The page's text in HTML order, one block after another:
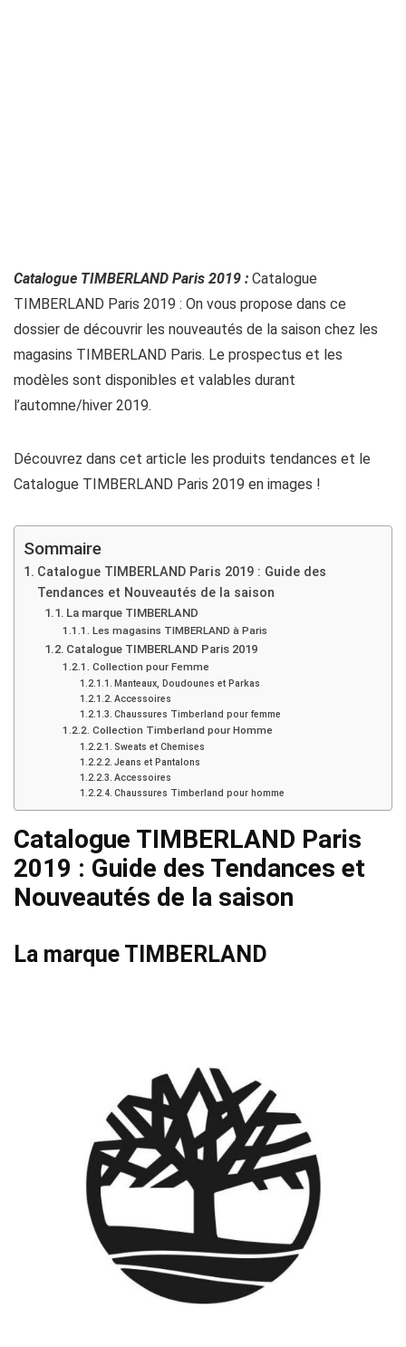
Catalogue TIMBERLAND Paris 2019 : Catalogue
TIMBERLAND Paris 2019 : On vous propose dans ce
dossier de découvrir les nouveautés de la saison chez les
magasins TIMBERLAND Paris. Le prospectus et les
modèles sont disponibles et valables durant
l’automne/hiver 2019.
Découvrez dans cet article les produits tendances et le
Catalogue TIMBERLAND Paris 2019 en images !
Sommaire
Catalogue TIMBERLAND Paris 2019 : Guide des
Tendances et Nouveautés de la saison
La marque TIMBERLAND
Les magasins TIMBERLAND à Paris
Catalogue TIMBERLAND Paris 2019
Collection pour Femme
Manteaux, Doudounes et Parkas
Accessoires
Chaussures Timberland pour femme
Collection Timberland pour Homme
Sweats et Chemises
Jeans et Pantalons
Accessoires
Chaussures Timberland pour homme
Catalogue TIMBERLAND Paris
2019 : Guide des Tendances et
Nouveautés de la saison
La marque TIMBERLAND